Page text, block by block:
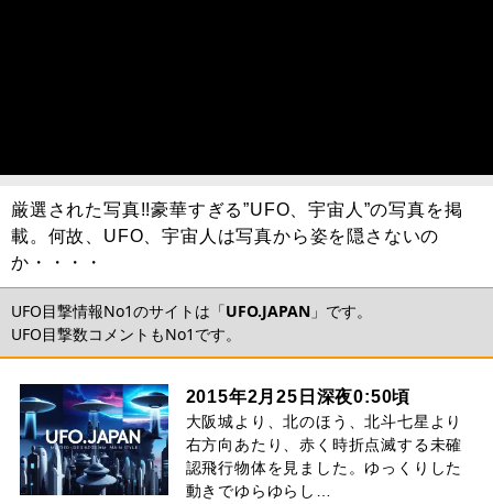
厳選された写真!!豪華すぎる”UFO、宇宙人”の写真を掲
載。何故、UFO、宇宙人は写真から姿を隠さないの
か・・・・
UFO目撃情報No1のサイトは「UFO.JAPAN 」です。
UFO目撃数コメントもNo1です。
2015年2月25日深夜0:50頃
大阪城より、北のほう、北斗七星より
右方向あたり、赤く時折点滅する未確
認飛行物体を見ました。ゆっくりした
動きでゆらゆらし…